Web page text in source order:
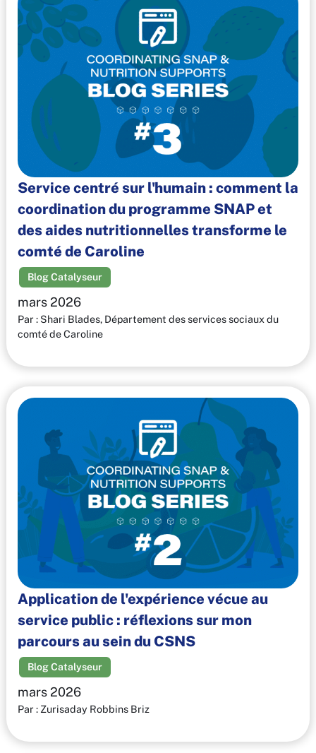
Service centré sur l'humain : comment la
coordination du programme SNAP et
des aides nutritionnelles transforme le
comté de Caroline
Blog Catalyseur
mars 2026
Par : Shari Blades, Département des services sociaux du
comté de Caroline
Application de l'expérience vécue au
service public : réflexions sur mon
parcours au sein du CSNS
Blog Catalyseur
mars 2026
Par : Zurisaday Robbins Briz